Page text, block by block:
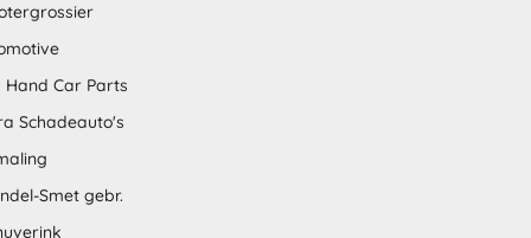
Hand Car Parts
Schadeauto's
Smet gebr.